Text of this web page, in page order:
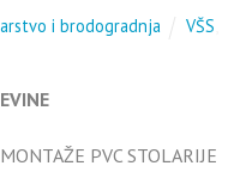
i brodogradnja VŠS
PVC STOLARIJE